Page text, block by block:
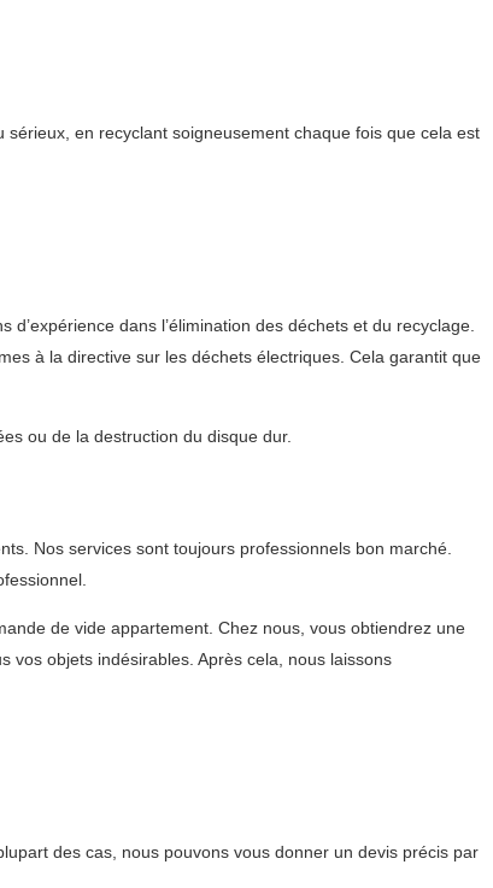
en recyclant soigneusement chaque fois que cela est
dans l’élimination des déchets et du recyclage.
à la directive sur les déchets électriques. Cela garantit que
ou de la destruction du disque dur.
Nos services sont toujours professionnels bon marché.
de vide appartement. Chez nous, vous obtiendrez une
vos objets indésirables. Après cela, nous laissons
des cas, nous pouvons vous donner un devis précis par